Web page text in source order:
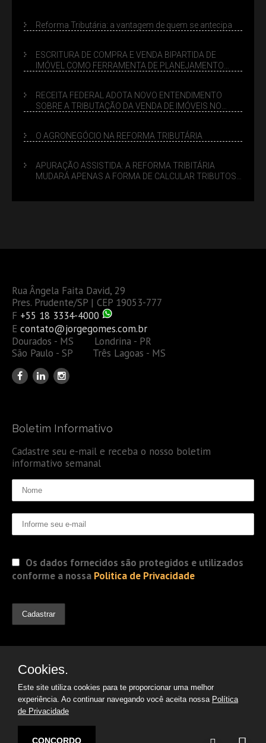
Reforma Tributária: a vantagem de quem se antecipa
ESCRITURA DE COMPRA E VENDA BIPARTIDA DE
IMÓVEL COMO FERRAMENTA DE PLANEJAMENTO
RECEITA FEDERAL ADOTA NOVO ENTENDIMENTO
SOBRE A TRIBUTAÇÃO DA VENDA DE IMÓVEIS NO
O AGRONEGÓCIO NA REFORMA TRIBUTÁRIA
APURAÇÃO ASSISTIDA: A REFORMA TRIBITÁRIA
MUDARÁ APENAS A FORMA DE CALCULAR TRIBUTOS
Rua Ângela Faita David, 29
Pres. Prudente/SP | CEP 19053-777
F +55 18 3334-4000
E contato@jorgegomes.com.br
Dourados - MS Londrina - PR
São Paulo - SP Três Lagoas - MS
Boletim Informativo
Cadastre seu e-mail e receba o nosso boletim
informativo semanal
Os dados fornecidos são protegidos e utilizados
conforme a nossa Politica de Privacidade
© 2019 Jorge Gomes
Advogados. Direitos Reservados
Cookies.
Este site utiliza cookies para te proporcionar uma melhor
experiência. Ao continuar navegando você aceita nossa Política
de Privacidade
CONCORDO